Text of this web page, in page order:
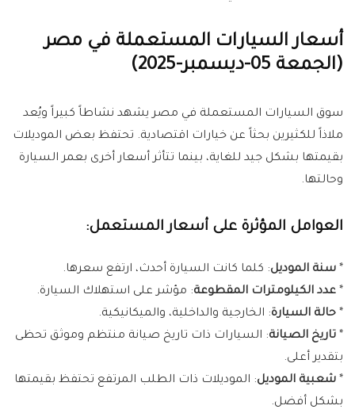
أسعار السيارات المستعملة في مصر
(الجمعة 05-ديسمبر-2025)
سوق السيارات المستعملة في مصر يشهد نشاطاً كبيراً ويُعد
ملاذاً للكثيرين بحثاً عن خيارات اقتصادية. تحتفظ بعض الموديلات
بقيمتها بشكل جيد للغاية، بينما تتأثر أسعار أخرى بعمر السيارة
وحالتها.
العوامل المؤثرة على أسعار المستعمل:
* سنة الموديل: كلما كانت السيارة أحدث، ارتفع سعرها.
* عدد الكيلومترات المقطوعة: مؤشر على استهلاك السيارة.
* حالة السيارة: الخارجية والداخلية، والميكانيكية.
* تاريخ الصيانة: السيارات ذات تاريخ صيانة منتظم وموثق تحظى
بتقدير أعلى.
* شعبية الموديل: الموديلات ذات الطلب المرتفع تحتفظ بقيمتها
بشكل أفضل.